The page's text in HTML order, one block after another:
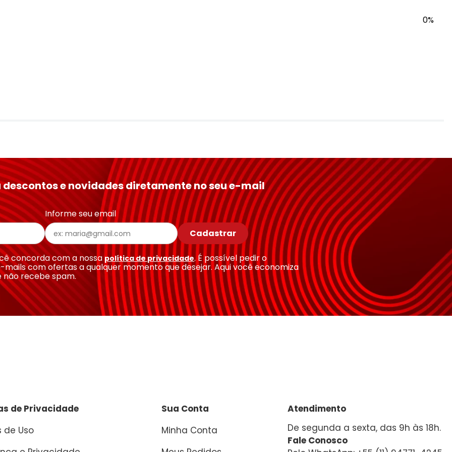
0%
descontos e novidades diretamente no seu e-mail
Informe seu email
Cadastrar
concorda com a nossa política de privacidade. É possível pedir o
com ofertas a qualquer momento que desejar. Aqui você economiza
não recebe spam.
de Privacidade
de Uso
Sua Conta
Minha Conta
Atendimento
De segunda a sexta, das 9h às 18h.
Fale Conosco